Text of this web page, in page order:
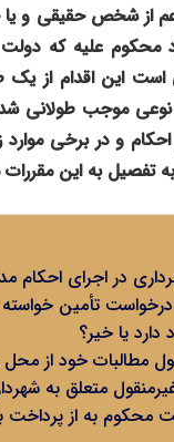
از شخص حقیقی و
محکوم‌ علیه که
این اقدام از
موجب طولانی
و در برخی
تفصیل به این مقررات
در اجرای
تأمین خواسته
یا خیر؟
مطالبات خود از
به شهرداری‌ها مصوب 1361/02/
محکوم به از پرداخت